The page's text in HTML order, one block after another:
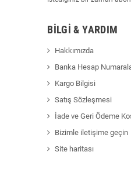
BILGI & YARDIM
Hakkımızda
Banka Hesap
Kargo Bilgisi
Satış Sözleşmesi
İade ve Geri Ödeme
Bizimle iletişime geçin
Site haritası